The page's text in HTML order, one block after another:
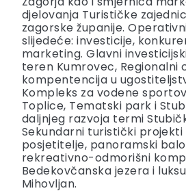
djelovanja Turističke
zagorske županije.
slijedeće: investicije,
marketing. Glavni
teren Kumrovec, Regionalni
kompentencija u
Kompleks za vodene
Toplice, Tematski park i
daljnjeg razvoja termi
Sekundarni turistički projekti
posjetitelje, panoramski
rekreativno-odmorišni
Bedekovčanska jezera i
Mihovljan.